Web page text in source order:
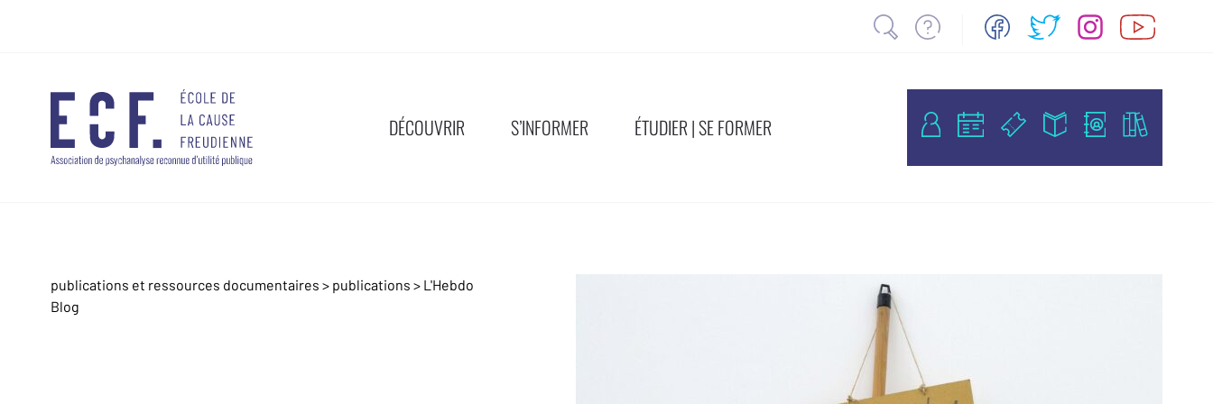
DÉCOUVRIR S’INFORMER ÉTUDIER | SE FORMER
publications et ressources documentaires > publications > L'Hebdo
Blog